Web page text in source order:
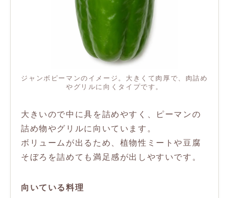
ジャンボピーマンのイメージ。大きくて肉厚で、肉詰め
やグリルに向くタイプです。
大きいので中に具を詰めやすく、ピーマンの
詰め物やグリルに向いています。
ボリュームが出るため、植物性ミートや豆腐
そぼろを詰めても満足感が出しやすいです。
向いている料理